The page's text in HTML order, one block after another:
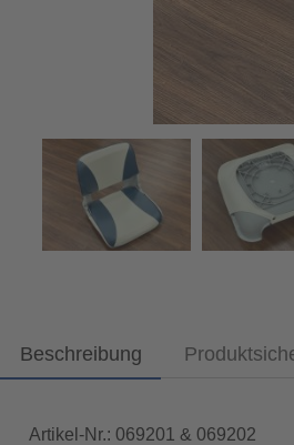
Beschreibung
Artikel-Nr.: 069201 & 069202